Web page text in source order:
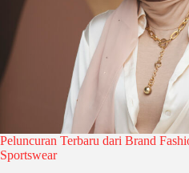
Peluncuran Terbaru dari Brand
Sportswear